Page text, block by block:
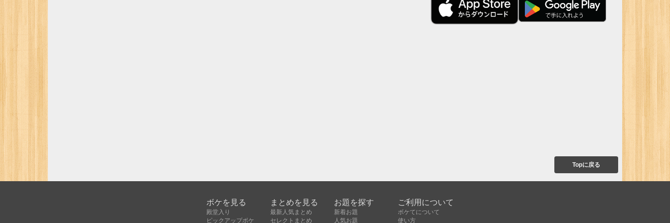
Topに戻る
ボケを見る
殿堂入り
ピックアップボケ
まとめを見る
最新人気まとめ
セレクトまとめ
お題を探す
新着お題
人気お題
ご利用について
ボケてについて
使い方